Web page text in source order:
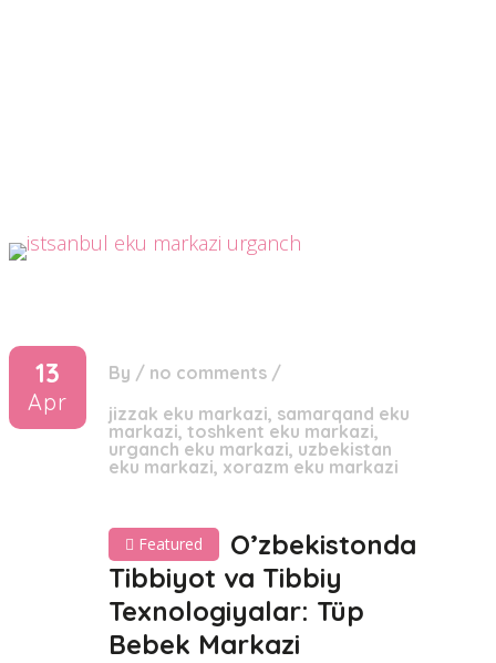
13
Apr
By / no comments /
jizzak eku markazi, samarqand eku
markazi, toshkent eku markazi,
urganch eku markazi, uzbekistan
eku markazi, xorazm eku markazi
Featured
O’zbekistonda
Tibbiyot va Tibbiy
Texnologiyalar: Tüp
Bebek Markazi